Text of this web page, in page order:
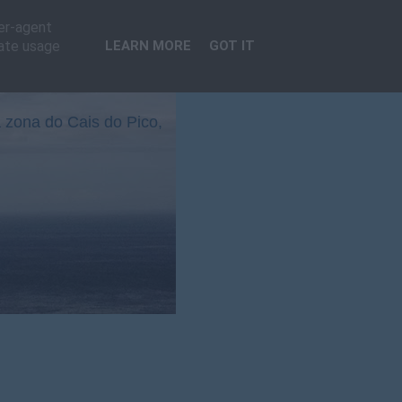
do Cais do Pico,
agent
usage
LEARN MORE GOT IT